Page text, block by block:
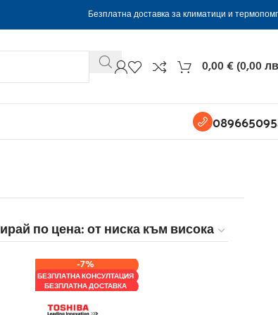
Безплатна доставка за климатици и
0,00€(0,00
-7%
БЕЗПЛАТНА КОНСУЛТАЦИЯ
БЕЗПЛАТНА ДОСТАВКА